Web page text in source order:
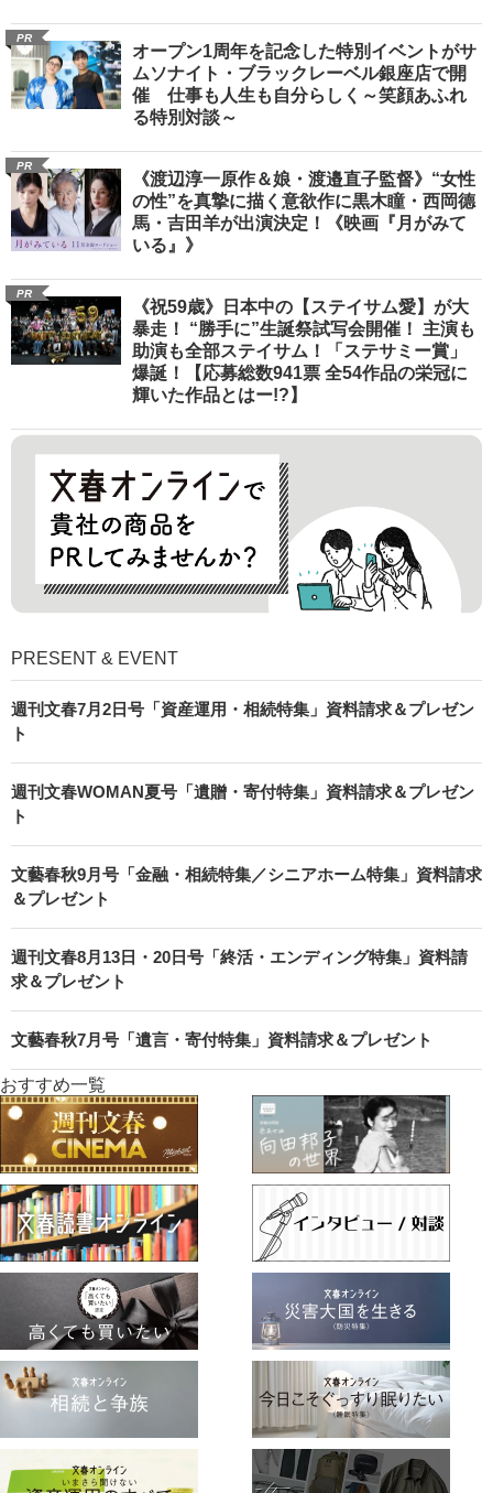
PR
オープン1周年を記念した特別イベントがサ
ムソナイト・ブラックレーベル銀座店で開
催 仕事も人生も自分らしく～笑顔あふれ
る特別対談～
PR
《渡辺淳一原作＆娘・渡邉直子監督》“女性
の性”を真摯に描く意欲作に黒木瞳・西岡德
馬・吉田羊が出演決定！《映画『月がみて
いる』》
PR
《祝59歳》日本中の【ステイサム愛】が大
暴走！ “勝手に”生誕祭試写会開催！ 主演も
助演も全部ステイサム！「ステサミー賞」
爆誕！【応募総数941票 全54作品の栄冠に
輝いた作品とはー!?】
PRESENT & EVENT
週刊文春7月2日号「資産運用・相続特集」資料請求＆プレゼン
ト
週刊文春WOMAN夏号「遺贈・寄付特集」資料請求＆プレゼン
ト
文藝春秋9月号「金融・相続特集／シニアホーム特集」資料請求
＆プレゼント
週刊文春8月13日・20日号「終活・エンディング特集」資料請
求＆プレゼント
文藝春秋7月号「遺言・寄付特集」資料請求＆プレゼント
おすすめ一覧